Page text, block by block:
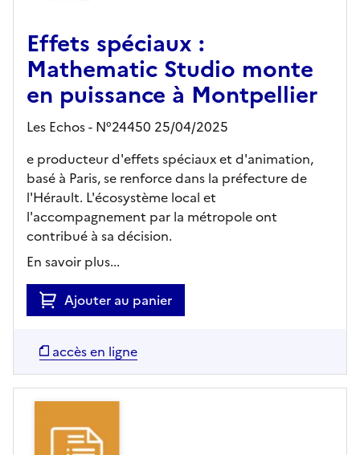
Effets spéciaux :
Mathematic Studio monte
en puissance à Montpellier
Les Echos - N°24450 25/04/2025
e producteur d'effets spéciaux et d'animation,
basé à Paris, se renforce dans la préfecture de
l'Hérault. L'écosystème local et
l'accompagnement par la métropole ont
contribué à sa décision.
En savoir plus...
Ajouter au panier
accès en ligne